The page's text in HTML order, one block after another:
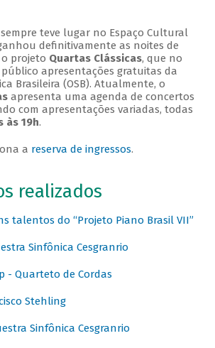
teve lugar no Espaço Cultural
ganhou definitivamente as noites de
projeto Quartas Clássicas, que no
apresentações gratuitas da
Brasileira (OSB). Atualmente, o
apresenta uma agenda de concertos
com apresentações variadas, todas
às 19h.
a reserva de ingressos.
realizados
talentos do “Projeto Piano Brasil VII”
Sinfônica Cesgranrio
- Quarteto de Cordas
Stehling
Sinfônica Cesgranrio